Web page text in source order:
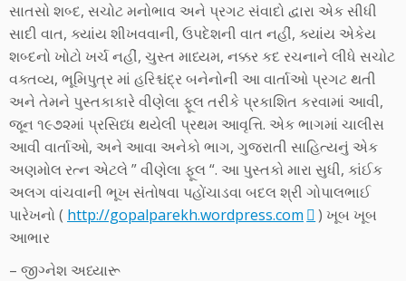
સાતસો શબ્દ, સચોટ મનોભાવ અને પ્રગટ સંવાદો દ્વારા એક સીધી
સાદી વાત, ક્યાંય શીખવવાની, ઉપદેશની વાત નહીં, ક્યાંય એકેય
શબ્દનો ખોટો ખર્ચ નહીં, ચુસ્ત માધ્યમ, નક્કર કદ રચનાને લીધે સચોટ
વક્તવ્ય, ભૂમિપુત્ર માં હરિશ્ચંદ્ર બનેનોની આ વાર્તાઓ પ્રગટ થતી
અને તેમને પુસ્તકાકારે વીણેલા ફૂલ તરીકે પ્રકાશિત કરવામાં આવી,
જૂન ૧૯૭૨માં પ્રસિધ્ધ થયેલી પ્રથમ આવૃત્તિ. એક ભાગમાં ચાલીસ
આવી વાર્તાઓ, અને આવા અનેકો ભાગ, ગુજરાતી સાહિત્યનું એક
અણમોલ રત્ન એટલે ” વીણેલા ફૂલ “. આ પુસ્તકો મારા સુધી, કાંઈક
અલગ વાંચવાની ભૂખ સંતોષવા પહોંચાડવા બદલ શ્રી ગોપાલભાઈ
પારેખનો ( http://gopalparekh.wordpress.com
) ખૂબ ખૂબ
આભાર
– જીગ્નેશ અધ્યારૂ